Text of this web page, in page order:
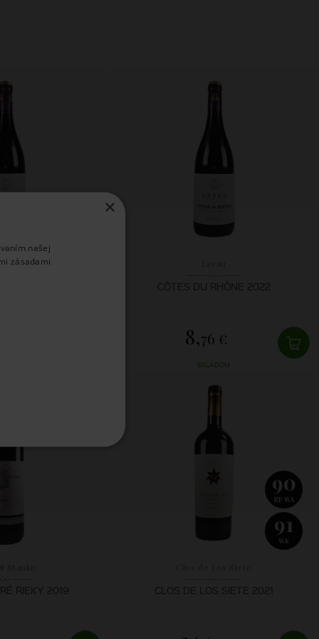
VILLAGES 2022 CÔTES DU RHÔNE 2022
8,76 €
SKLADOM
RIEKY 2019
90
RP WA
91
WS
CLOS DE LOS SIETE 2021
×
našej
zásadami